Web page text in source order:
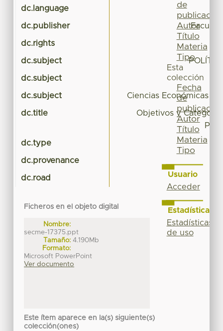
dc.language
dc.publisher
dc.rights
dc.subject
dc.subject
dc.subject Ciencias Económicas y
dc.title
Objetivos y
dc.type
dc.provenance
dc.road
Ficheros en el objeto digital
Nombre:
secme-17375.ppt
Tamaño: 4.190Mb
Formato:
Microsoft PowerPoint
Ver documento
Este ítem aparece en la(s) siguiente(s)
colección(ones)
de
publicación
Autor
Título
Materia
Tipo
Esta
colección
Fecha
de
publicación
Autor
Título
Materia
Tipo
Usuario
Acceder
Estadísticas
Estadísticas
de uso